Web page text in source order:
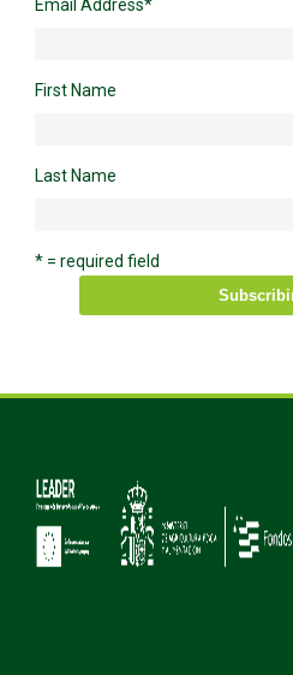
Email Address*
First Name
Last Name
* = required field